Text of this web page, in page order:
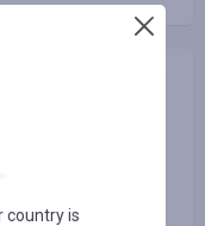
country is